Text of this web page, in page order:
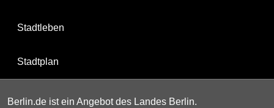
Stadtleben
Stadtplan
Berlin.de ist ein Angebot des Landes Berlin.